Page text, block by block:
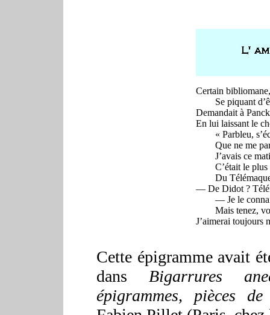
Certain
Se piquant
Demandait à
En lui laissant le
« Parbleu,
Que ne me
J’avais ce
C’était le plus
Du Télémaque
— De Didot ?
— Je le
Mais tenez,
J’aimerai toujours
Cette épigramme avait
dans Bigarrures
épigrammes, pièces de